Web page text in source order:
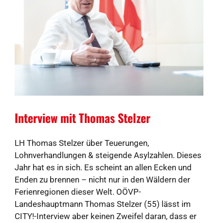
Interview mit Thomas Stelzer
LH Thomas Stelzer über Teuerungen,
Lohnverhandlungen & steigende Asylzahlen. Dieses
Jahr hat es in sich. Es scheint an allen Ecken und
Enden zu brennen – nicht nur in den Wäldern der
Ferienregionen dieser Welt. OÖVP-
Landeshauptmann Thomas Stelzer (55) lässt im
CITY!-Interview aber keinen Zweifel daran, dass er